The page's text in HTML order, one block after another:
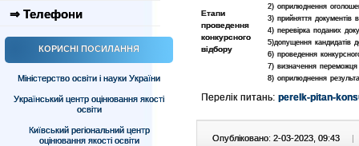
⇒ Телефони
КОРИСНІ ПОСИЛАННЯ
Міністерство освіти і науки України
Український центр оцінювання якості
освіти
Київський регіональний центр
оцінювання якості освіти
Етапи
проведення
конкурсного
відбору
2) оприлюднення
3) прийняття документів
4) перевірка поданих
5)допущення кандидатів
6) проведення
7) визначення переможця
8) оприлюднення
Перелік питань:perelk-pitan-
Опубліковано: 2-03-2023, 09:43 |